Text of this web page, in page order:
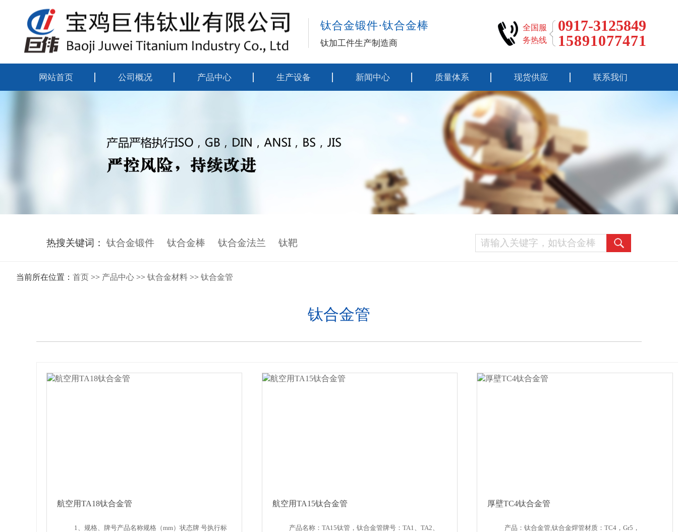
全国服
务热线
0917-3125849
15891077471
钛合金锻件·钛合金棒
钛加工件生产制造商
网站首页 公司概况 产品中心
靶材系列
生产设备 新闻中心 质量体系
执行标准
工艺性能
工艺流程
检测报告
现货供应
钛材料
钛锻件
钛加工件
钛靶锆靶铬靶
钛标准件
联系我们
热搜关键词： 钛合金锻件 钛合金棒 钛合金法兰 钛靶
当前所在位置： 首页 >> 产品中心 >> 钛合金材料 >> 钛合金管
钛合金管
航空用TA18钛合金管
1、规格、牌号产品名称规格（mm）状态牌 号执行标
航空用TA15钛合金管
产品名称：TA15钛管，钛合金管牌号：TA1、TA2、
厚壁TC4钛合金管
产品：钛合金管,钛合金焊管材质：TC4，Gr5，